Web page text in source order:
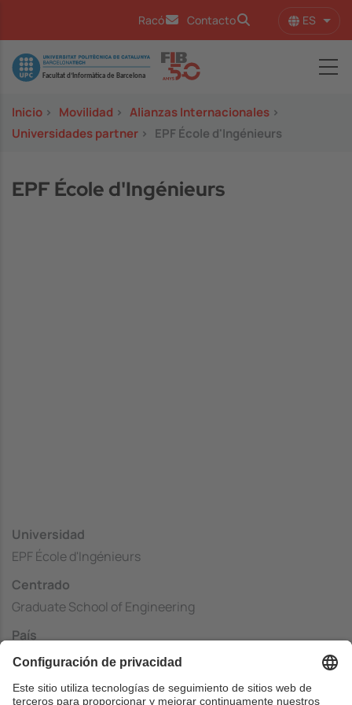
Racó Contacto ES
Image
Inicio > Movilidad > Alianzas Internacionales >
Universidades partner > EPF École d'Ingénieurs
EPF École d'Ingénieurs
Universidad
EPF École d'Ingénieurs
Centrado
Graduate School of Engineering
País
Francia
Web